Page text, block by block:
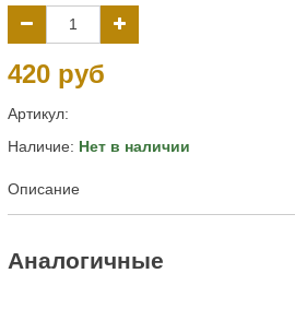
420 руб
Артикул:
Наличие: Нет в наличии
Описание
Аналогичные